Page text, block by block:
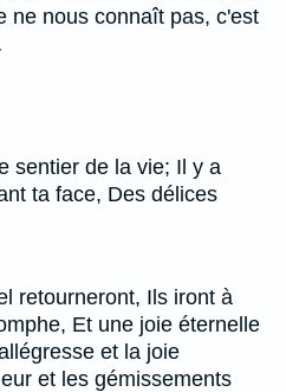
ne nous connaît pas, c'est
sentier de la vie; Il y a
ta face, Des délices
retourneront, Ils iront à
Et une joie éternelle
et la joie
et les gémissements